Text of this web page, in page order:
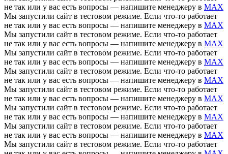
не так или у вас есть вопросы — напишите менеджеру в MAX
Мы запустили сайт в тестовом режиме. Если что-то работает
не так или у вас есть вопросы — напишите менеджеру в MAX
Мы запустили сайт в тестовом режиме. Если что-то работает
не так или у вас есть вопросы — напишите менеджеру в MAX
Мы запустили сайт в тестовом режиме. Если что-то работает
не так или у вас есть вопросы — напишите менеджеру в MAX
Мы запустили сайт в тестовом режиме. Если что-то работает
не так или у вас есть вопросы — напишите менеджеру в MAX
Мы запустили сайт в тестовом режиме. Если что-то работает
не так или у вас есть вопросы — напишите менеджеру в MAX
Мы запустили сайт в тестовом режиме. Если что-то работает
не так или у вас есть вопросы — напишите менеджеру в MAX
Мы запустили сайт в тестовом режиме. Если что-то работает
не так или у вас есть вопросы — напишите менеджеру в MAX
Мы запустили сайт в тестовом режиме. Если что-то работает